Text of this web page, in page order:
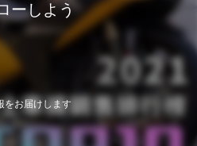
ーしよう
をお届けします